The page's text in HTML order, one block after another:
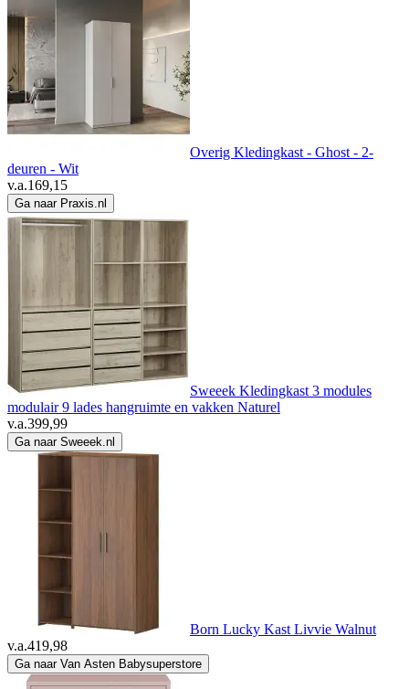
Overig Kledingkast - Ghost - 2-
deuren - Wit
v.a.169,15
Ga naar Praxis.nl
Sweeek Kledingkast 3 modules
modulair 9 lades hangruimte en vakken Naturel
v.a.399,99
Ga naar Sweeek.nl
Born Lucky Kast Livvie Walnut
v.a.419,98
Ga naar Van Asten Babysuperstore